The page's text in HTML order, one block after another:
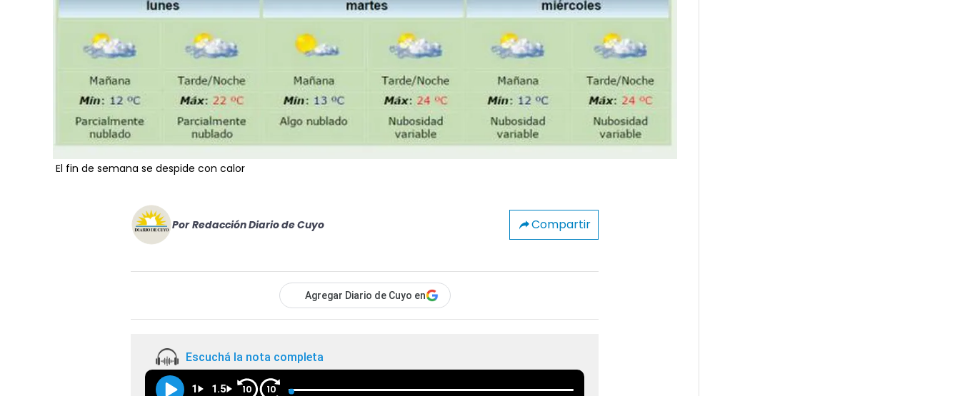
El fin de semana se despide con calor
Por Redacción Diario de Cuyo Compartir
Agregar Diario de Cuyo en
Escuchá la nota completa
1 1.5 10 10